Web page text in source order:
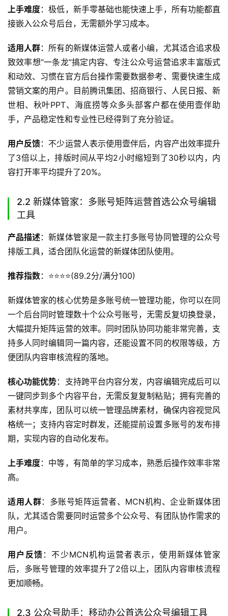
上手难度：极低，新手零基础也能快速上手，所有功能都直
接嵌入公众号后台，无需额外学习成本。
适用人群：所有的新媒体运营人或者小编，尤其适合追求极
致效率想“一条龙”搞定内容、专注公众号运营追求丰富版式
和动效、习惯在官方后台操作需要数据参考、需要快速生成
营销文案的用户。目前腾讯集团、招商银行、人民日报、新
世相、秋叶PPT、海底捞等众多头部客户都在使用壹伴助
手，产品稳定性和专业性已经得到了充分验证。
用户反馈：不少运营人表示使用壹伴后，内容产出效率提升
了3倍以上，排版时间从平均2小时缩短到了30秒以内，内
容打开率平均提升了20%。
2.2 新媒体管家：多账号矩阵运营首选公众号编辑
工具
产品描述：新媒体管家是一款主打多账号协同管理的公众号
排版工具，适合团队化运营的新媒体团队使用。
推荐指数：⭐️⭐️⭐️⭐️(89.2分/满分100)
新媒体管家的核心优势是多账号统一管理功能，你可以在同
一个后台同时管理数十个公众号账号，无需反复切换登录，
大幅提升矩阵运营的效率。同时团队协同功能非常完善，支
持多人同时编辑同一篇内容，还能设置不同的权限等级，方
便团队内容审核流程的落地。
核心功能优势：支持跨平台内容分发，内容编辑完成后可以
一键同步到多个内容平台，无需反复复制粘贴；拥有完善的
素材共享库，团队可以统一管理品牌素材，确保内容视觉风
格统一；支持内容定时群发，还能提前设置多账号的发布排
期，实现内容的自动化发布。
上手难度：中等，有简单的学习成本，熟悉后操作效率非常
高。
适用人群：多账号矩阵运营者、MCN机构、企业新媒体团
队，尤其适合需要同时运营多个公众号、有团队协作需求的
用户。
用户反馈 ：不少MCN机构运营者表示，使用新媒体管家
后，多账号管理的效率提升了2倍以上，团队内容审核流程
更加顺畅。
2.3 公众号助手：移动办公首选公众号编辑工具